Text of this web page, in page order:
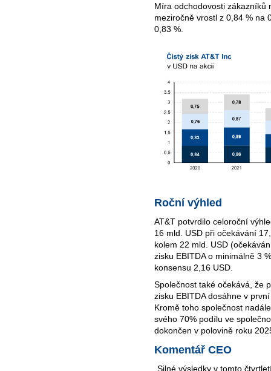
Míra odchodovosti zákazníků
meziročně vrostl z 0,84 % na
0,83 %.
Roční výhled
AT&T potvrdilo celoroční
16 mld. USD při očekávání
kolem 22 mld. USD
zisku EBITDA o minimálně 3
konsensu 2,16 USD.
Společnost také očekává, že
zisku EBITDA dosáhne v
Kromě toho společnost
svého 70% podílu ve
dokončen v polovině roku
Komentář CEO
„Silné výsledky v tomto